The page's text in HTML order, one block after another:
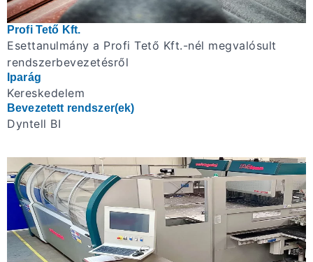
Profi Tető Kft.
Esettanulmány a Profi Tető Kft.-nél megvalósult
rendszerbevezetésről
Iparág
Kereskedelem
Bevezetett rendszer(ek)
Dyntell BI